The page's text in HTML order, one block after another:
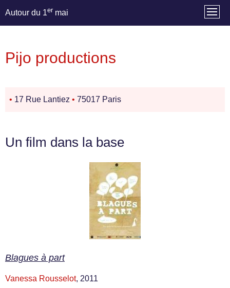
Autour du 1er mai
Pijo productions
• 17 Rue Lantiez • 75017 Paris
Un film dans la base
Blagues à part
Vanessa Rousselot, 2011